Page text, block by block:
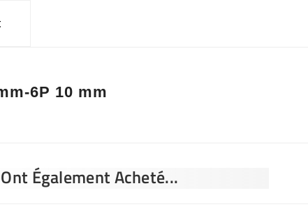
6P 10 mm
Également Acheté...